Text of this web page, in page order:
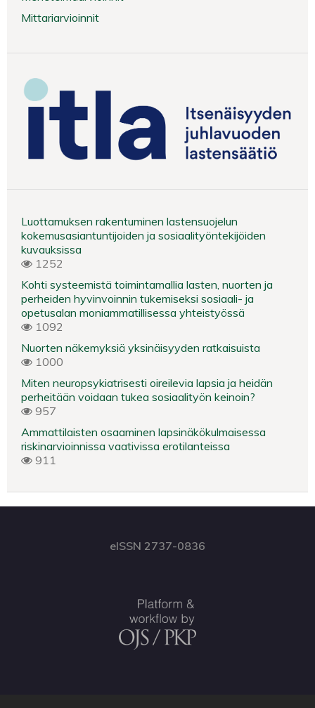
Mittariarvioinnit
Luottamuksen rakentuminen lastensuojelun
kokemusasiantuntijoiden ja sosiaalityöntekijöiden
kuvauksissa
1252
Kohti systeemistä toimintamallia lasten, nuorten ja
perheiden hyvinvoinnin tukemiseksi sosiaali- ja
opetusalan moniammatillisessa yhteistyössä
1092
Nuorten näkemyksiä yksinäisyyden ratkaisuista
1000
Miten neuropsykiatrisesti oireilevia lapsia ja heidän
perheitään voidaan tukea sosiaalityön keinoin?
957
Ammattilaisten osaaminen lapsinäkökulmaisessa
riskinarvioinnissa vaativissa erotilanteissa
911
eISSN 2737-0836